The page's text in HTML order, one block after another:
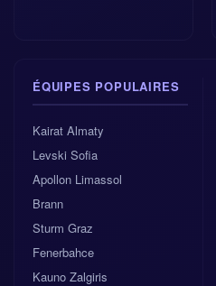
ÉQUIPES POPULAIRES
Kairat Almaty
Levski Sofia
Apollon Limassol
Brann
Sturm Graz
Fenerbahce
Kauno Zalgiris